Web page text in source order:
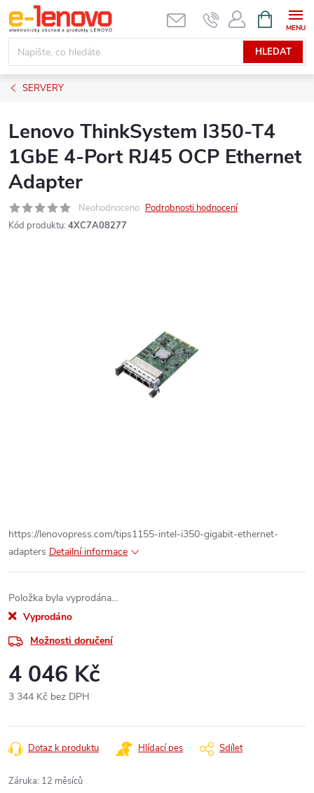
Přejít
na
obsah
HLEDAT
NÁKUPNÍ
KOŠÍK
SERVERY
Lenovo ThinkSystem I350-T4
1GbE 4-Port RJ45 OCP Ethernet
Adapter
Neohodnoceno Podrobnosti hodnocení
Kód produktu: 4XC7A08277
https://lenovopress.com/tips1155-intel-i350-gigabit-ethernet-
adapters Detailní informace
Položka byla vyprodána…
Vyprodáno
Možnosti doručení
4 046 Kč
3 344 Kč bez DPH
cena:
Dotaz k produktu Hlídací pes Sdílet
Záruka: 12 měsíců